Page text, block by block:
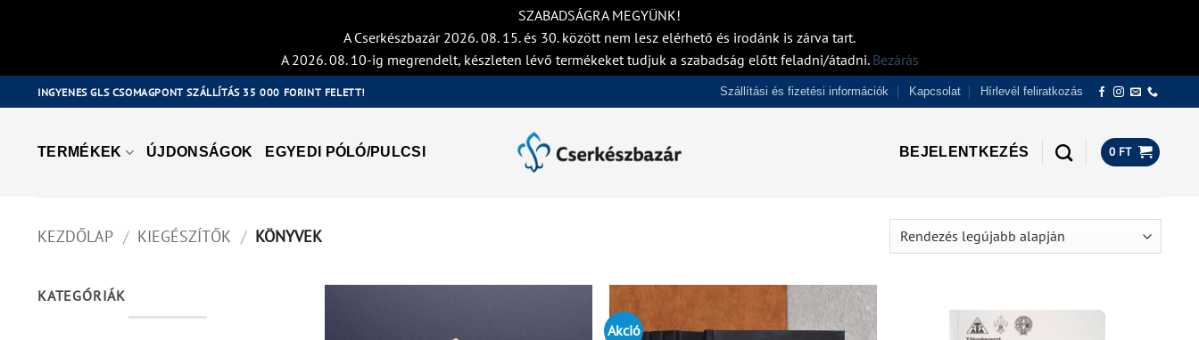
SZABADSÁGRA MEGYÜNK!
A Cserkészbazár 2026. 08. 15. és 30. között nem lesz elérhető és irodánk is zárva tart.
A 2026. 08. 10-ig megrendelt, készleten lévő termékeket tudjuk a szabadság előtt feladni/átadni. Bezárás
to
INGYENES GLS CSOMAGPONT SZÁLLÍTÁS 35 000 FORINT FELETT! Szállítási és fizetési információk Kapcsolat Hírlevél feliratkozás
TERMÉKEK ÚJDONSÁGOK EGYEDI PÓLÓ/PULCSI BEJELENTKEZÉS 0 FT
KEZDŐLAP / KIEGÉSZÍTŐK / KÖNYVEK
KATEGÓRIÁK
Akció